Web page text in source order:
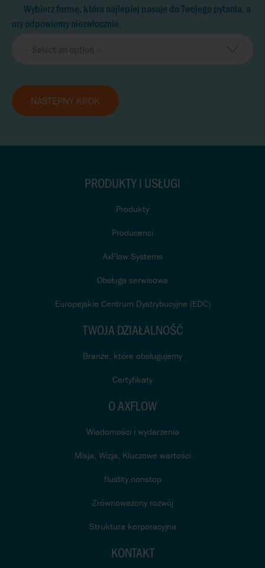
Wybierz formę, która najlepiej pasuje do Twojego pytania, a
my odpowiemy niezwłocznie.
NASTĘPNY KROK
PRODUKTY I USŁUGI
Produkty
Producenci
AxFlow Systems
Obsługa serwisowa
Europejskie Centrum Dystrybucyjne (EDC)
TWOJA DZIAŁALNOŚĆ
Branże, które obsługujemy
Certyfikaty
O AXFLOW
Wiadomości i wydarzenia
Misja, Wizja, Kluczowe wartości
fluidity.nonstop
Zrównoważony rozwój
Struktura korporacyjna
KONTAKT